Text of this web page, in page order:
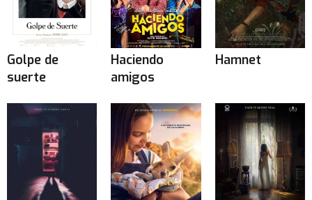
Golpe de
suerte
Haciendo
amigos
Hamnet